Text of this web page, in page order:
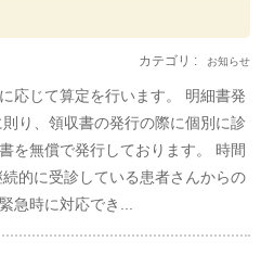
カテゴリ : お知らせ
応じて算定を行います。 明細書発
り、領収書の発行の際に個別に診
を無償で発行しております。 時間
的に受診している患者さんからの
急時に対応でき...